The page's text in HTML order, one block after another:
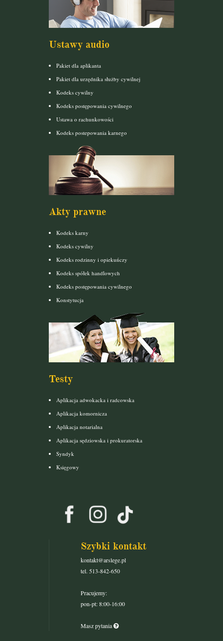
Ustawy audio
Pakiet dla aplikanta
Pakiet dla urzędnika służby cywilnej
Kodeks cywilny
Kodeks postępowania cywilnego
Ustawa o rachunkowości
Kodeks postepowania karnego
Akty prawne
Kodeks karny
Kodeks cywilny
Kodeks rodzinny i opiekuńczy
Kodeks spółek handlowych
Kodeks postępowania cywilnego
Konstytucja
Testy
Aplikacja adwokacka i radcowska
Aplikacja komornicza
Aplikacja notarialna
Aplikacja sędziowska i prokuratorska
Syndyk
Księgowy
Szybki kontakt
kontakt@arslege.pl
tel. 513-842-650
Pracujemy:
pon-pt: 8:00-16:00
Masz pytania